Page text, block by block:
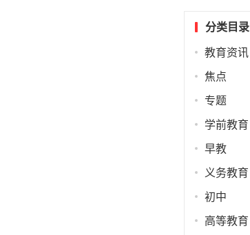
分类目录
教育资讯
焦点
专题
学前教育
早教
义务教育
初中
高等教育